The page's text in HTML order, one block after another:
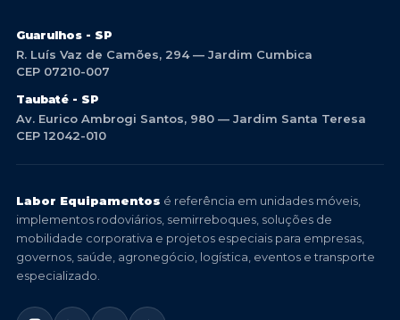
Guarulhos - SP
R. Luís Vaz de Camões, 294 — Jardim Cumbica
CEP 07210-007
Taubaté - SP
Av. Eurico Ambrogi Santos, 980 — Jardim Santa Teresa
CEP 12042-010
Labor Equipamentos é referência em unidades móveis,
implementos rodoviários, semirreboques, soluções de
mobilidade corporativa e projetos especiais para empresas,
governos, saúde, agronegócio, logística, eventos e transporte
especializado.